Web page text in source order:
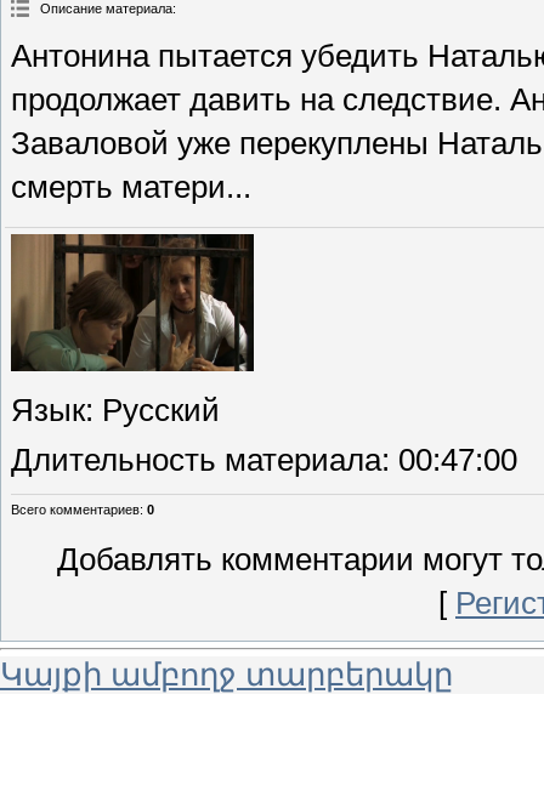
Описание материала:
Антонина пытается убедить
продолжает давить на следствие.
Заваловой уже перекуплены
смерть матери...
Язык: Русский
Длительность материала: 00:47:00
Всего комментариев: 0
Добавлять комментарии могут
[
Կայքի ամբողջ տարբերակը